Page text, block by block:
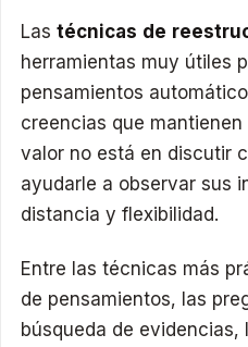
Lastécnicas de
herramientas muy útiles
pensamientos
creencias que
valor no está en discutir
ayudarle a observar sus
distancia y flexibilidad.
Entre las técnicas más
de pensamientos, las
búsqueda de